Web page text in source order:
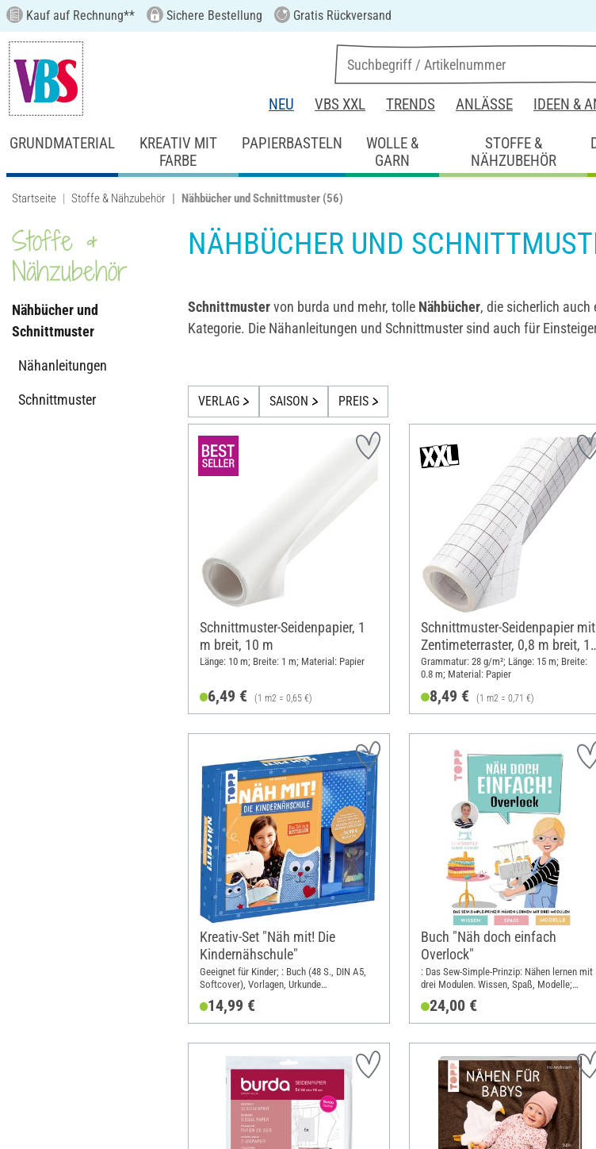
Kauf auf Rechnung** Sichere Bestellung Gratis Rückversand
NEU VBS XXL TRENDS ANLÄSSE IDEEN &
GRUNDMATERIAL
KREATIV MIT
FARBE
PAPIERBASTELN
WOLLE &
GARN
STOFFE &
NÄHZUBEHÖR
Startseite Stoffe & Nähzubehör Nähbücher und Schnittmuster (56)
Stoffe &
Nähzubehör
Nähbücher und
Schnittmuster
Nähanleitungen
Schnittmuster
NÄHBÜCHER UND
Schnittmustervon burda und mehr, tolle Nähbücher, die sicherlich auch
Kategorie. Die Nähanleitungen und Schnittmuster sind auch für
VERLAG SAISON PREIS
Schnittmuster-Seidenpapier, 1
m breit, 10 m
Länge: 10 m; Breite: 1 m; Material: Papier
6,49 € (1 m2 = 0,65 €)
Schnittmuster-Seidenpapier mit
Zentimeterraster, 0,8 m breit,
m
Grammatur: 28 g/m²; Länge: 15 m; Breite:
0.8 m; Material: Papier
8,49 € (1 m2 = 0,71 €)
Kreativ-Set "Näh mit! Die
Kindernähschule"
Geeignet für Kinder; : Buch (48 S., DIN A5,
Softcover), Vorlagen, Urkunde
Modell, Filz, Stecknadeln, Textilstift; DIN
Format A5
14,99 €
Buch "Näh doch einfach
Overlock"
: Das Sew-Simple-Prinzip: Nähen lernen mit
drei Modulen. Wissen, Spaß, Modelle;
24,00 €